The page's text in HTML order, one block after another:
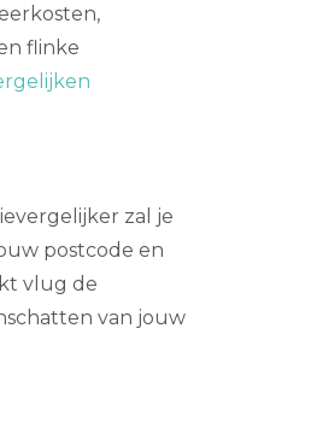
flinke
zal je
postcode en
vlug de
van jouw